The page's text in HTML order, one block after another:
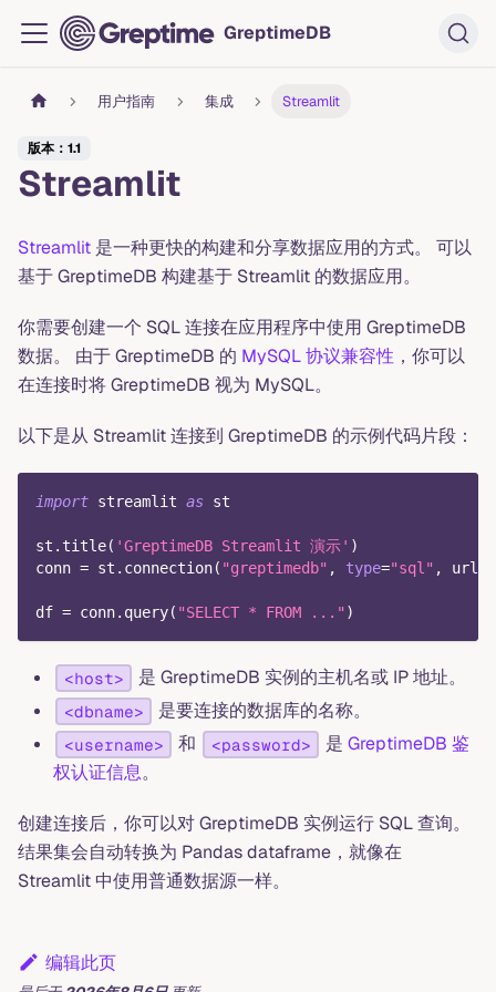
GreptimeDB
用户指南 集成 Streamlit
版本：1.1
Streamlit
Streamlit 是一种更快的构建和分享数据应用的方式。 可以
基于 GreptimeDB 构建基于 Streamlit 的数据应用。
你需要创建一个 SQL 连接在应用程序中使用 GreptimeDB
数据。 由于 GreptimeDB 的 MySQL 协议兼容性 ，你可以
在连接时将 GreptimeDB 视为 MySQL。
以下是从 Streamlit 连接到 GreptimeDB 的示例代码片段：
import streamlit as st
st . title( 'GreptimeDB Streamlit 演示' )
conn = st . connection( "greptimedb" , type="sql" , url
df = conn. query( "SELECT * FROM ..." )
<host> 是 GreptimeDB 实例的主机名或 IP 地址。
<dbname> 是要连接的数据库的名称。
<username> 和 <password> 是GreptimeDB 鉴
权认证信息。
创建连接后，你可以对 GreptimeDB 实例运行 SQL 查询。
结果集会自动转换为 Pandas dataframe，就像在
Streamlit 中使用普通数据源一样。
编辑此页